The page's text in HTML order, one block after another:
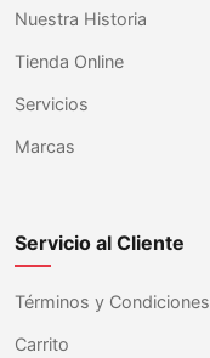
Nuestra Historia
Tienda Online
Servicios
Marcas
Servicio al Cliente
Términos y Condiciones
Carrito